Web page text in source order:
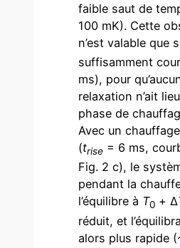
faible saut de
100 mK). Cette
n’est valable que
suffisamment
ms), pour
relaxation n’ait
phase de
Avec un
(trise = 6 ms,
Fig. 2 c), le
pendant la
l’équilibre à T0 + Δ
réduit, et
alors plus rapide